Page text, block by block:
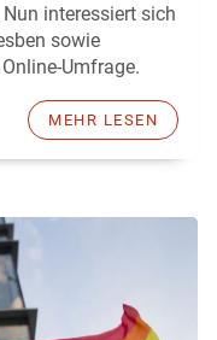
interessiert sich
sowie
Umfrage.
MEHR LESEN